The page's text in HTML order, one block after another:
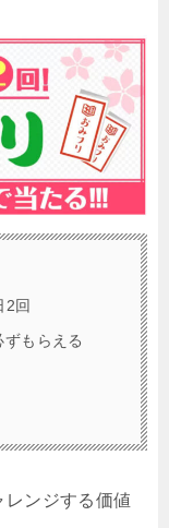
2回
もらえる
ンジする価値